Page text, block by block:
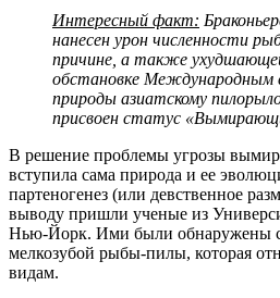
Интересный факт:
нанесен урон численности
причине, а также
обстановке Международным
природы азиатскому
присвоен статус
В решение проблемы угрозы
вступила сама природа и ее
партеногенез (или девственное
выводу пришли ученые из
Нью-Йорк. Ими были обнаружены
мелкозубой рыбы-пилы, которая
видам.